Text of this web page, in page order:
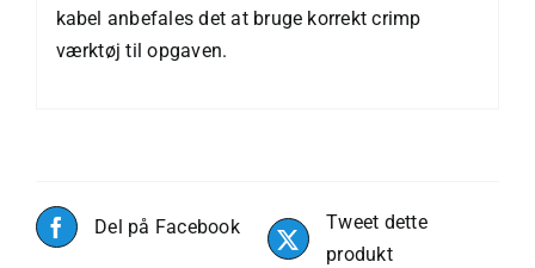
kabel anbefales det at bruge korrekt crimp
værktøj til opgaven.
Del på Facebook
Tweet dette
produkt